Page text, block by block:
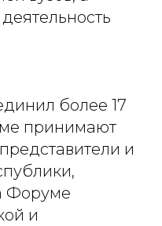
более 17
принимают
и
Форуме
и